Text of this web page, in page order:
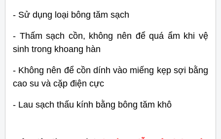
- Sử dụng loại bông tăm sạch
- Thấm sạch cồn, không nên để quá ẩm khi vệ
sinh trong khoang hàn
- Không nên để cồn dính vào miếng kẹp sợi bằng
cao su và cặp điện cực
- Lau sạch thấu kính bằng bông tăm khô